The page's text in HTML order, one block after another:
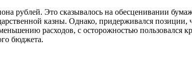
рублей. Это сказывалось на обесценивании
казны. Однако, придерживался позиции,
расходов, с осторожностью пользовался
бюджета.